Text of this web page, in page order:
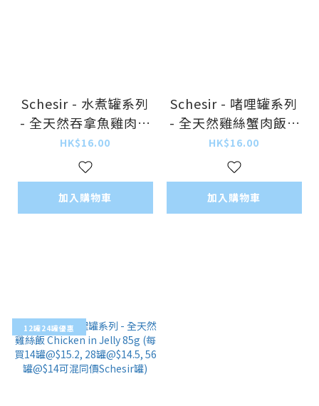
Schesir - 水煮罐系列
- 全天然吞拿魚雞肉飯
Tuna with Chicken i
n Natural Style 85g
(每買14罐@$15.2, 28
罐@$14.5, 56罐@$14
可混同價Schesir罐)
HK$16.00
加入購物車
Schesir - 啫哩罐系列
- 全天然雞絲蟹肉飯 C
hicken with Surimi i
n Jelly 85g (每買14
罐@$15.2, 28罐@$1
4.5, 56罐@$14可混同
價Schesir罐)
HK$16.00
加入購物車
12罐24罐優惠